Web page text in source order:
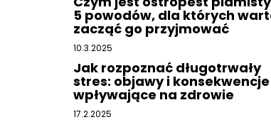
5 powodów, dla których
zacząć go przyjmować
10.3.2025
Jak rozpoznać długotrwały
stres: objawy i konsekwencje
wpływające na zdrowie
17.2.2025